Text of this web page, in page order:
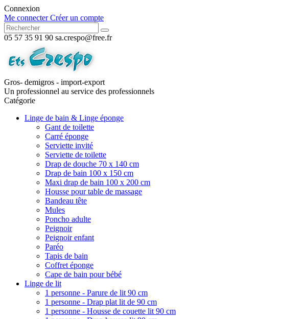
Connexion
Me connecter Créer un compte
05 57 35 91 90 sa.crespo@free.fr
Gros- demigros - import-export
Un professionnel au service des professionnels
Catégorie
Linge de bain & Linge éponge
Gant de toilette
Carré éponge
Serviette invité
Serviette de toilette
Drap de douche 70 x 140 cm
Drap de bain 100 x 150 cm
Maxi drap de bain 100 x 200 cm
Housse pour table de massage
Bandeau tête
Mules
Poncho adulte
Peignoir
Peignoir enfant
Paréo
Tapis de bain
Coffret éponge
Cape de bain pour bébé
Linge de lit
1 personne - Parure de lit 90 cm
1 personne - Drap plat lit de 90 cm
1 personne - Housse de couette lit 90 cm